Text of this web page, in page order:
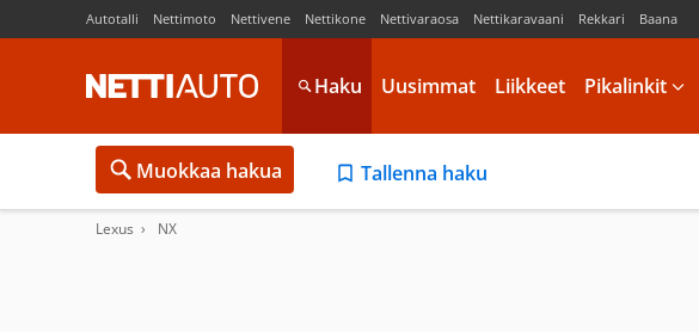
Autotalli Nettimoto Nettivene Nettikone Nettivaraosa Nettikaravaani Rekkari Baana
Haku Uusimmat Liikkeet Pikalinkit
Muokkaa hakua Tallenna haku
Lexus NX